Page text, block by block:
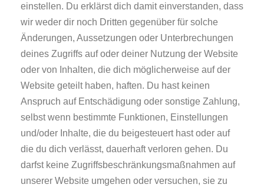
einstellen. Du erklärst dich damit einverstanden, dass
wir weder dir noch Dritten gegenüber für solche
Änderungen, Aussetzungen oder Unterbrechungen
deines Zugriffs auf oder deiner Nutzung der Website
oder von Inhalten, die dich möglicherweise auf der
Website geteilt haben, haften. Du hast keinen
Anspruch auf Entschädigung oder sonstige Zahlung,
selbst wenn bestimmte Funktionen, Einstellungen
und/oder Inhalte, die du beigesteuert hast oder auf
die du dich verlässt, dauerhaft verloren gehen. Du
darfst keine Zugriffsbeschränkungsmaßnahmen auf
unserer Website umgehen oder versuchen, sie zu